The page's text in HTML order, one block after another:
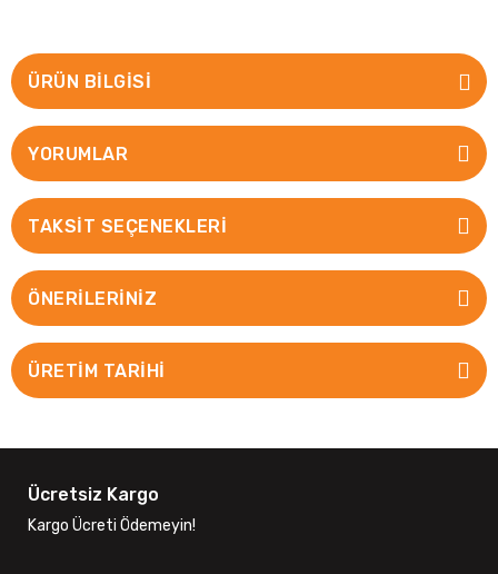
ÜRÜN BILGISI
YORUMLAR
TAKSIT SEÇENEKLERI
ÖNERILERINIZ
ÜRETİM TARİHİ
Ücretsiz Kargo
Kargo Ücreti Ödemeyin!